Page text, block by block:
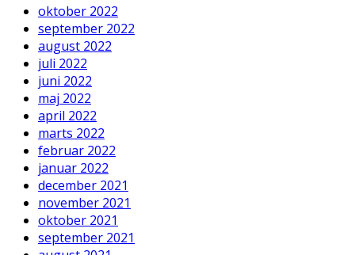
oktober 2022
september 2022
august 2022
juli 2022
juni 2022
maj 2022
april 2022
marts 2022
februar 2022
januar 2022
december 2021
november 2021
oktober 2021
september 2021